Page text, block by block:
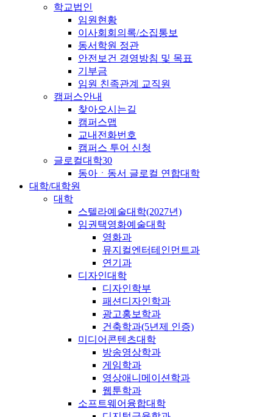
학교법인
임원현황
이사회회의록/소집통보
동서학원 정관
안전보건 경영방침 및 목표
기부금
임원 친족관계 교직원
캠퍼스안내
찾아오시는길
캠퍼스맵
교내전화번호
캠퍼스 투어 신청
글로컬대학30
동아ㆍ동서 글로컬 연합대학
대학/대학원
대학
스텔라예술대학(2027년)
임권택영화예술대학
영화과
뮤지컬엔터테인먼트과
연기과
디자인대학
디자인학부
패션디자인학과
광고홍보학과
건축학과(5년제 인증)
미디어콘텐츠대학
방송영상학과
게임학과
영상애니메이션학과
웹툰학과
소프트웨어융합대학